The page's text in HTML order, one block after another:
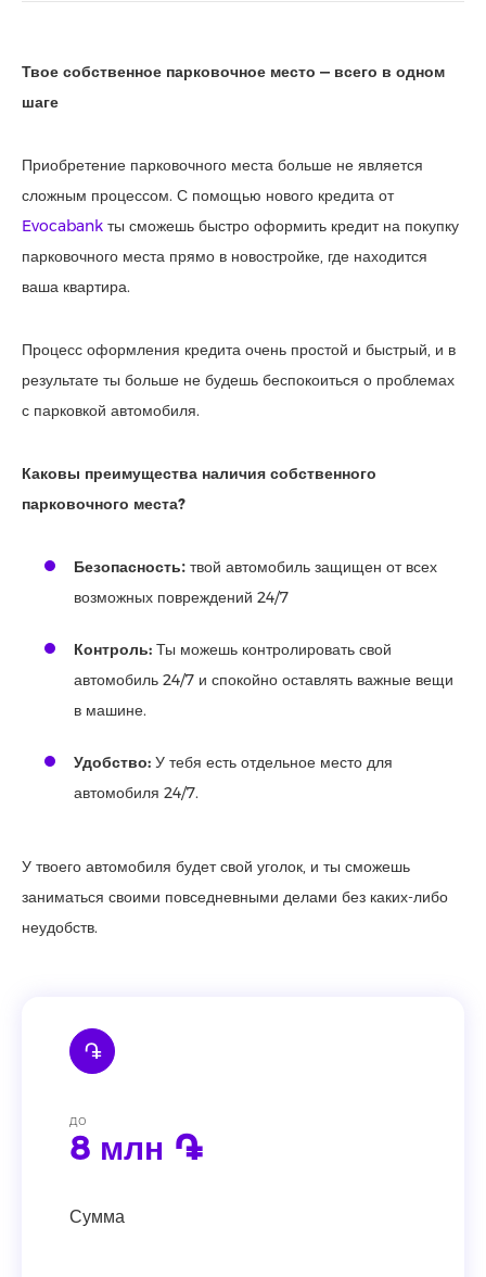
֏
до
8 млн ֏
Сумма
Твое собственное парковочное место — всего в одном
шаге
Приобретение парковочного места больше не является
сложным процессом. С помощью нового кредита от
Evocabank ты сможешь быстро оформить кредит на покупку
парковочного места прямо в новостройке, где находится
ваша квартира.
Процесс оформления кредита очень простой и быстрый, и в
результате ты больше не будешь беспокоиться о проблемах
с парковкой автомобиля.
Каковы преимущества наличия собственного
парковочного места?
Безопасность։ твой автомобиль защищен от всех
возможных повреждений 24/7
Контроль: Ты можешь контролировать свой
автомобиль 24/7 и спокойно оставлять важные вещи
в машине.
Удобство: У тебя есть отдельное место для
автомобиля 24/7.
У твоего автомобиля будет свой уголок, и ты сможешь
заниматься своими повседневными делами без каких-либо
неудобств.